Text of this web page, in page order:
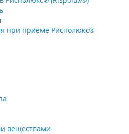
при приеме Рисполюкс®
веществами